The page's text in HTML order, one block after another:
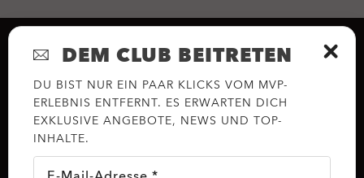
DEM CLUB BEITRETEN
DU BIST NUR EIN PAAR KLICKS VOM MVP-
ERLEBNIS ENTFERNT. ES ERWARTEN DICH
EXKLUSIVE ANGEBOTE, NEWS UND TOP-
INHALTE.